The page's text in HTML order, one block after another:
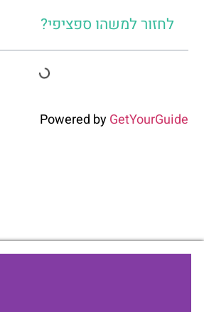
לחזור למשהו ספציפי?
Powered byGetYourGuide